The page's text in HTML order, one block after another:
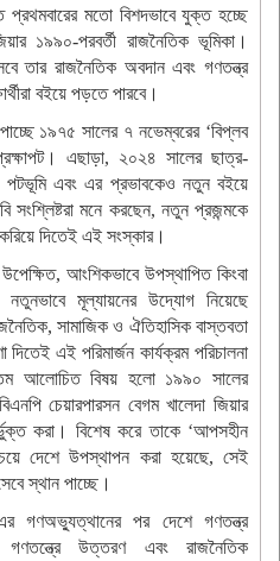
প্রথমবারের মতো বিশদভাবে যুক্ত হচ্ছে
১৯৯০-পরবর্তী রাজনৈতিক ভূমিকা।
তার রাজনৈতিক অবদান এবং গণতন্ত্র
বইয়ে পড়তে পারবে।
১৯৭৫ সালের ৭ নভেম্বরের ‘বিপ্লব
এছাড়া, ২০২৪ সালের ছাত্র-
পটভূমি এবং এর প্রভাবকেও নতুন বইয়ে
সংশ্লিষ্টরা মনে করছেন, নতুন প্রজন্মকে
দিতেই এই সংস্কার।
উপেক্ষিত, আংশিকভাবে উপস্থাপিত কিংবা
নতুনভাবে মূল্যায়নের উদ্যোগ নিয়েছে
সামাজিক ও ঐতিহাসিক বাস্তবতা
দিতেই এই পরিমার্জন কার্যক্রম পরিচালনা
আলোচিত বিষয় হলো ১৯৯০ সালের
চেয়ারপারসন বেগম খালেদা জিয়ার
করা। বিশেষ করে তাকে ‘আপসহীন
দেশে উপস্থাপন করা হয়েছে, সেই
স্থান পাচ্ছে।
গণঅভ্যুত্থানের পর দেশে গণতন্ত্র
গণতন্ত্রে উত্তরণ এবং রাজনৈতিক